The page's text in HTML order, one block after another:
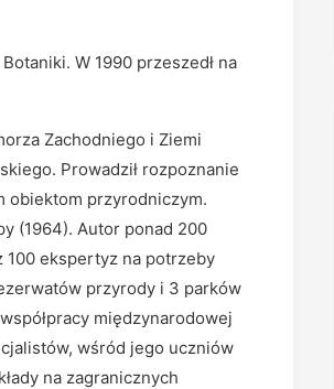
W 1990 przeszedł na
Zachodniego i Ziemi
Prowadził rozpoznanie
obiektom przyrodniczym.
(1964). Autor ponad 200
100 ekspertyz na potrzeby
przyrody i 3 parków
międzynarodowej
wśród jego uczniów
na zagranicznych